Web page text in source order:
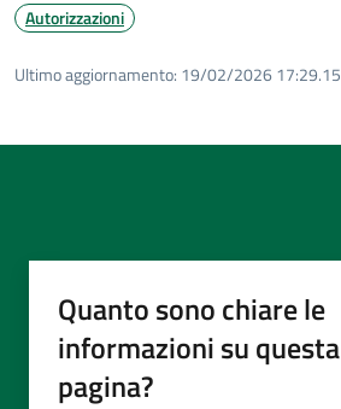
Autorizzazioni
Ultimo aggiornamento: 19/02/2026 17:29.15
Quanto sono chiare le
informazioni su questa
pagina?